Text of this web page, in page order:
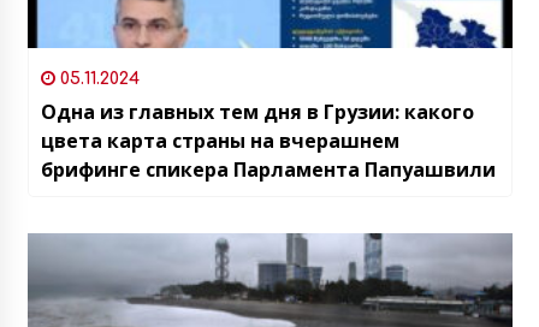
05.11.2024
Одна из главных тем дня в Грузии: какого
цвета карта страны на вчерашнем
брифинге спикера Парламента Папуашвили